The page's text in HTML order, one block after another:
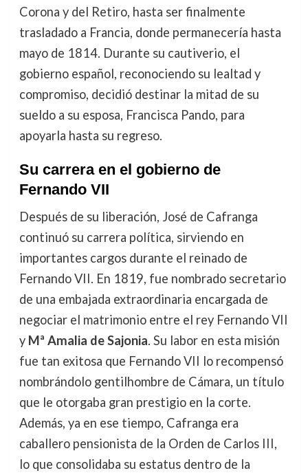
Corona y del Retiro, hasta ser finalmente
trasladado a Francia, donde permanecería hasta
mayo de 1814. Durante su cautiverio, el
gobierno español, reconociendo su lealtad y
compromiso, decidió destinar la mitad de su
sueldo a su esposa, Francisca Pando, para
apoyarla hasta su regreso.
Su carrera en el gobierno de
Fernando VII
Después de su liberación, José de Cafranga
continuó su carrera política, sirviendo en
importantes cargos durante el reinado de
Fernando VII. En 1819, fue nombrado secretario
de una embajada extraordinaria encargada de
negociar el matrimonio entre el rey Fernando VII
y Mª Amalia de Sajonia. Su labor en esta misión
fue tan exitosa que Fernando VII lo recompensó
nombrándolo gentilhombre de Cámara, un título
que le otorgaba gran prestigio en la corte.
Además, ya en ese tiempo, Cafranga era
caballero pensionista de la Orden de Carlos III,
lo que consolidaba su estatus dentro de la